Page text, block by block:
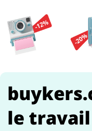
Bijoux & Accessoires
le